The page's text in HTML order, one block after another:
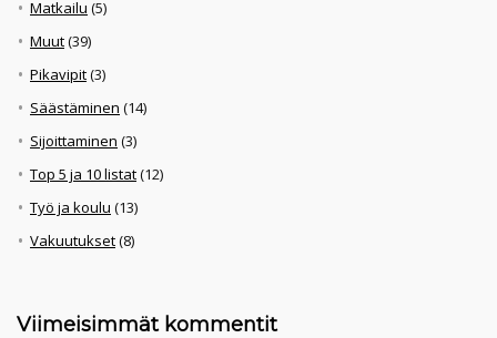
Matkailu (5)
Muut(39)
Pikavipit(3)
Säästäminen (14)
Sijoittaminen (3)
Top 5 ja 10 listat(12)
Työ ja koulu (13)
Vakuutukset(8)
Viimeisimmät kommentit